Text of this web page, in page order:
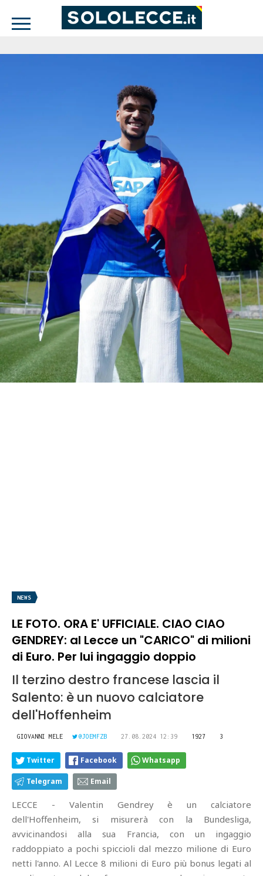
NEWS
LE FOTO. ORA E' UFFICIALE. CIAO CIAO
GENDREY: al Lecce un "CARICO" di milioni
di Euro. Per lui ingaggio doppio
Il terzino destro francese lascia il
Salento: è un nuovo calciatore
dell'Hoffenheim
GIOVANNI MELE @JOEMFZB 27.08.2024 12:39 1927 3
Twitter Facebook Whatsapp
Telegram Email
LECCE - Valentin Gendrey è un calciatore
dell'Hoffenheim, si misurerà con la Bundesliga,
avvicinandosi alla sua Francia, con un ingaggio
raddoppiato a pochi spiccioli dal mezzo milione di Euro
netti l'anno. Al Lecce 8 milioni di Euro più bonus legati al